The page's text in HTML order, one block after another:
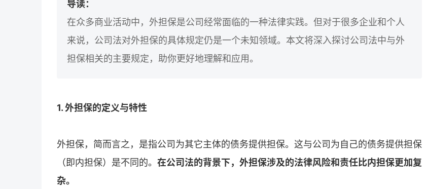
导读：
在众多商业活动中，外担保是公司经常面临的一种法律实践。但对于很多企业和个人
来说，公司法对外担保的具体规定仍是一个未知领域。本文将深入探讨公司法中与外
担保相关的主要规定，助你更好地理解和应用。
1. 外担保的定义与特性
外担保，简而言之，是指公司为其它主体的债务提供担保。这与公司为自己的债务提供担保
（即内担保）是不同的。 在公司法的背景下，外担保涉及的法律风险和责任比内担保更加复
杂。